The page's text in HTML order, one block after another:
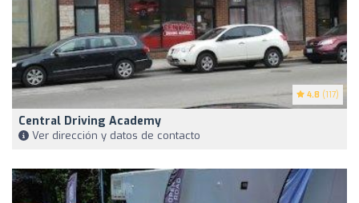
4.8 (117)
Central Driving Academy
Ver dirección y datos de contacto